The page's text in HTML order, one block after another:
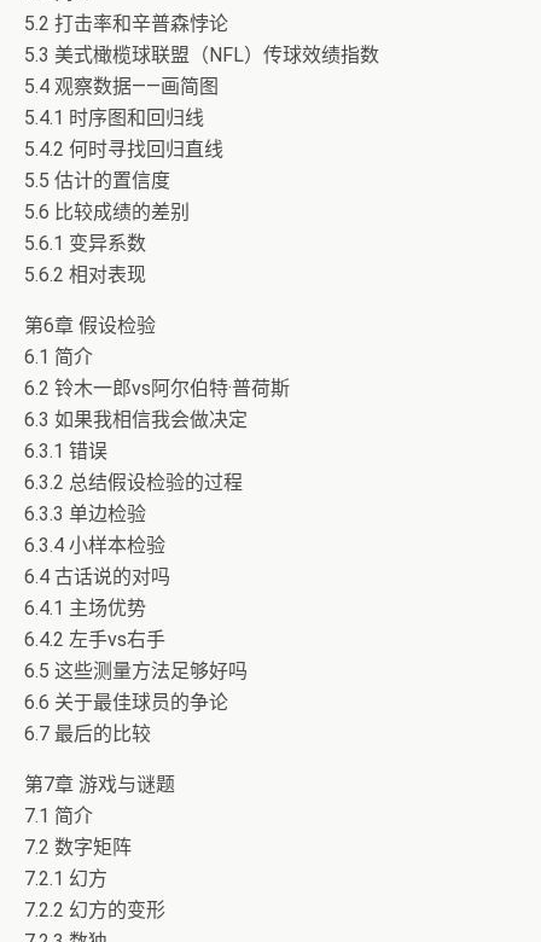
5.2 打击率和辛普森悖论
5.3 美式橄榄球联盟（NFL）传球效绩指数
5.4 观察数据——画简图
5.4.1 时序图和回归线
5.4.2 何时寻找回归直线
5.5 估计的置信度
5.6 比较成绩的差别
5.6.1 变异系数
5.6.2 相对表现
第6章 假设检验
6.1 简介
6.2 铃木一郎vs阿尔伯特·普荷斯
6.3 如果我相信我会做决定
6.3.1 错误
6.3.2 总结假设检验的过程
6.3.3 单边检验
6.3.4 小样本检验
6.4 古话说的对吗
6.4.1 主场优势
6.4.2 左手vs右手
6.5 这些测量方法足够好吗
6.6 关于最佳球员的争论
6.7 最后的比较
第7章 游戏与谜题
7.1 简介
7.2 数字矩阵
7.2.1 幻方
7.2.2 幻方的变形